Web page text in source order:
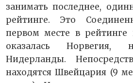
занимать последнее,
рейтинге. Это
первом месте в рейтинге
оказалась
Нидерланды.
находятся Швейцария (9